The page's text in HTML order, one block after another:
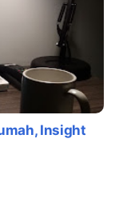
Insight